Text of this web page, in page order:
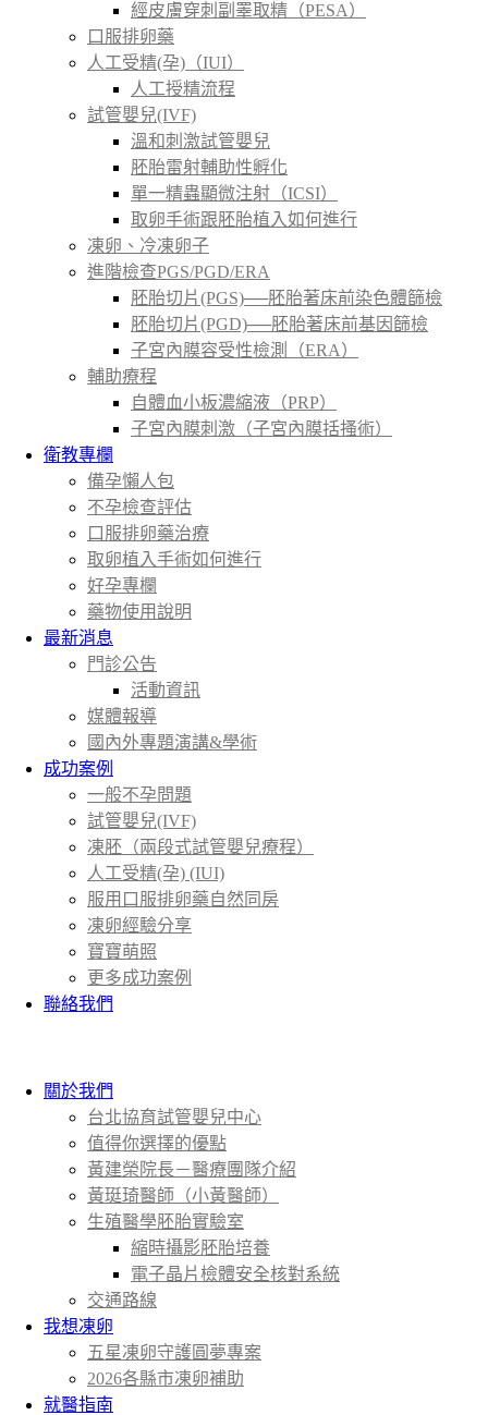
經皮膚穿刺副睪取精（PESA）
口服排卵藥
人工受精(孕)（IUI）
人工授精流程
試管嬰兒(IVF)
溫和刺激試管嬰兒
胚胎雷射輔助性孵化
單一精蟲顯微注射（ICSI）
取卵手術跟胚胎植入如何進行
凍卵、冷凍卵子
進階檢查PGS/PGD/ERA
胚胎切片(PGS)──胚胎著床前染色體篩檢
胚胎切片(PGD)──胚胎著床前基因篩檢
子宮內膜容受性檢測（ERA）
輔助療程
自體血小板濃縮液（PRP）
子宮內膜刺激（子宮內膜括搔術）
衛教專欄
備孕懶人包
不孕檢查評估
口服排卵藥治療
取卵植入手術如何進行
好孕專欄
藥物使用說明
最新消息
門診公告
活動資訊
媒體報導
國內外專題演講&學術
成功案例
一般不孕問題
試管嬰兒(IVF)
凍胚（兩段式試管嬰兒療程）
人工受精(孕) (IUI)
服用口服排卵藥自然同房
凍卵經驗分享
寶寶萌照
更多成功案例
聯絡我們
關於我們
台北協育試管嬰兒中心
值得你選擇的優點
黃建榮院長－醫療團隊介紹
黃珽琦醫師（小黃醫師）
生殖醫學胚胎實驗室
縮時攝影胚胎培養
電子晶片檢體安全核對系統
交通路線
我想凍卵
五星凍卵守護圓夢專案
2026各縣市凍卵補助
就醫指南